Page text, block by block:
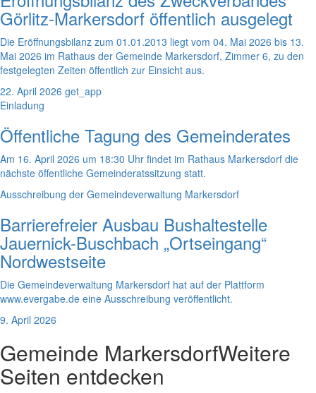
Görlitz-Markersdorf öffentlich ausgelegt
Die Eröffnungsbilanz zum 01.01.2013 liegt vom 04. Mai 2026 bis 13.
Mai 2026 im Rathaus der Gemeinde Markersdorf, Zimmer 6, zu den
festgelegten Zeiten öffentlich zur Einsicht aus.
22. April 2026 get_app
Einladung
Öffentliche Tagung des Gemeinderates
Am 16. April 2026 um 18:30 Uhr findet im Rathaus Markersdorf die
nächste öffentliche Gemeinderatssitzung statt.
Ausschreibung der Gemeindeverwaltung Markersdorf
Barrierefreier Ausbau Bushaltestelle
Jauernick-Buschbach „Ortseingang“
Nordwestseite
Die Gemeindeverwaltung Markersdorf hat auf der Plattform
www.evergabe.de eine Ausschreibung veröffentlicht.
9. April 2026
Gemeinde MarkersdorfWeitere
Seiten entdecken